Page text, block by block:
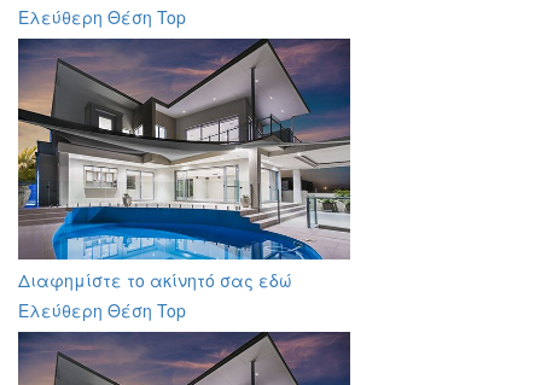
Ελεύθερη Θέση Top
Διαφημίστε το ακίνητό σας εδώ
Ελεύθερη Θέση Top